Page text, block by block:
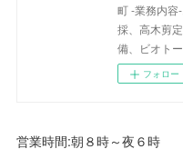
町 -業務内容
採、高木剪
備、ビオト
フォロー
営業時間:朝８時～夜６時